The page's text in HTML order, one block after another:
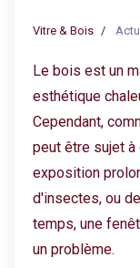
Vitre & Bois
Le bois est un
esthétique
Cependant,
peut être sujet
exposition
d'insectes, ou
temps, une
un problème.